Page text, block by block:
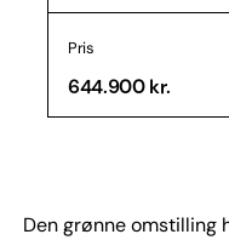
Pris
644.900 kr.
Den grønne omstilling